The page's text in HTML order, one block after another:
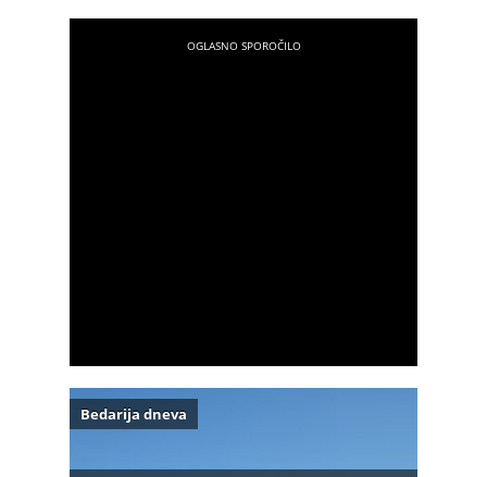
Bedarija dneva